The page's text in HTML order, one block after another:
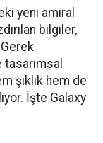
yeni amiral
bilgiler,
şıklık hem de
İşte Galaxy